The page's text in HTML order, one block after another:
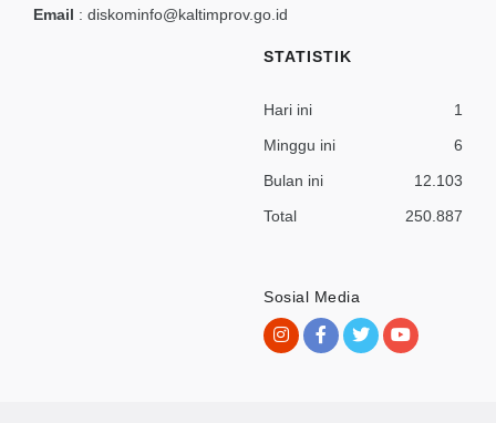
Email : diskominfo@kaltimprov.go.id
STATISTIK
Hari ini
1
Minggu ini
6
Bulan ini
12.103
Total
250.887
Sosial Media